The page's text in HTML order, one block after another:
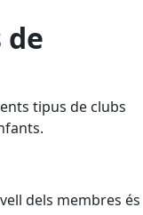
de
tipus de clubs
dels membres és